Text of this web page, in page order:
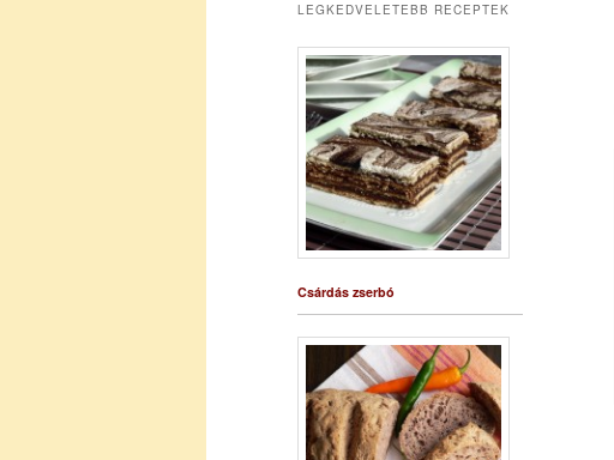
LEGKEDVELETEBB RECEPTEK
Csárdás zserbó